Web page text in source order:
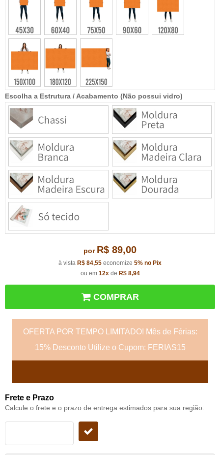
Escolha a Estrutura / Acabamento (Não possui vidro)
por R$ 89,00
à vista R$ 84,55 economize 5% no Pix
ou em 12xde R$ 8,94
COMPRAR
OFERTA POR TEMPO LIMITADO! Mês de Férias:
15% Desconto Utilize o Cupom: FERIAS15
Frete e Prazo
Calcule o frete e o prazo de entrega estimados para sua região: